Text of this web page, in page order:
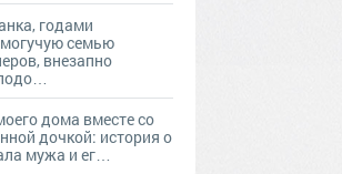
годами
семью
внезапно
дома вместе со
дочкой: история о
мужа и ег…